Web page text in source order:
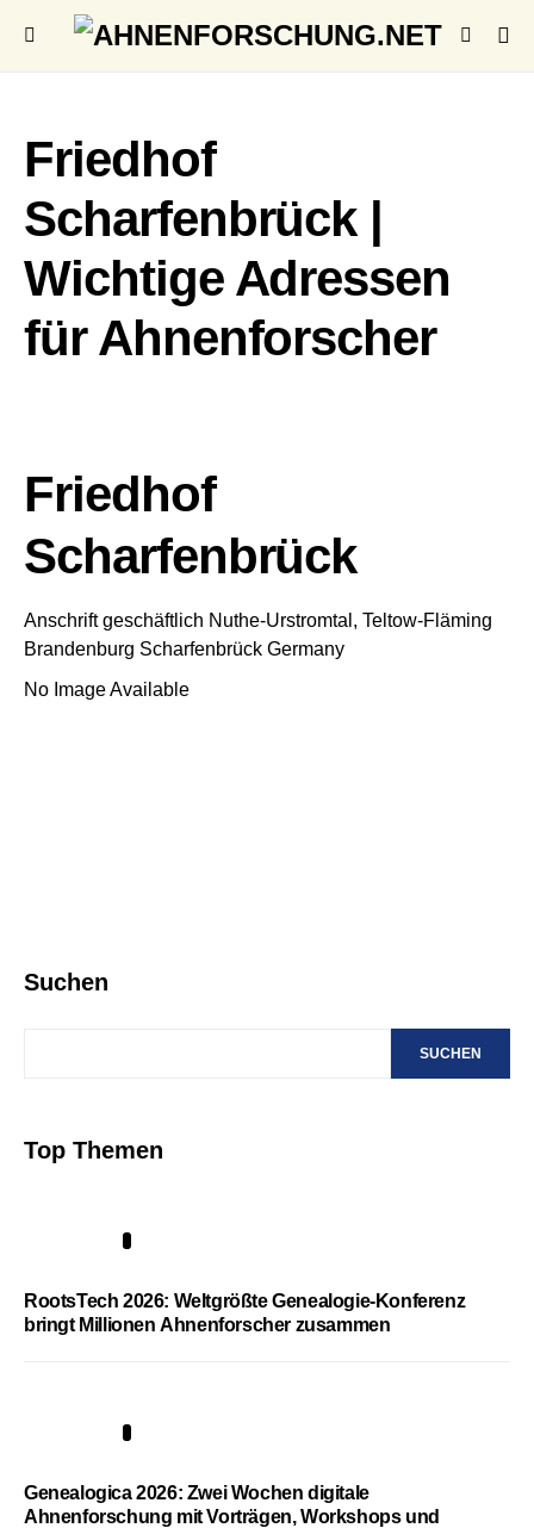
Friedhof
Scharfenbrück |
Wichtige Adressen
für Ahnenforscher
Friedhof
Scharfenbrück
Anschrift geschäftlich Nuthe-Urstromtal, Teltow-Fläming
Brandenburg Scharfenbrück Germany
No Image Available
Suchen
SUCHEN
Top Themen
RootsTech 2026: Weltgrößte Genealogie-Konferenz
bringt Millionen Ahnenforscher zusammen
Genealogica 2026: Zwei Wochen digitale
Ahnenforschung mit Vorträgen, Workshops und